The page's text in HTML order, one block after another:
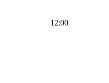
12:00